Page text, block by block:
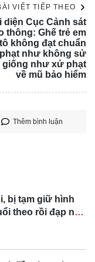
khi đối tác và
đổi.
người dân đang
trị/xe nhưng
hộ cận nghèo
VIẾT TIẾP THEO
diện Cục Cảnh sát
thông: Ghế trẻ em
không đạt chuẩn
như không sử
giống như xử phạt
về mũ bảo hiểm
Thêm bình luận
bị tạm giữ hình
theo rồi đạp ngã